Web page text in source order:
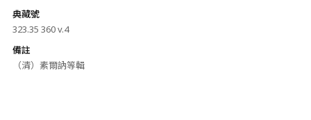
典藏號
323.35 360 v.4
備註
（清）素爾訥等輯